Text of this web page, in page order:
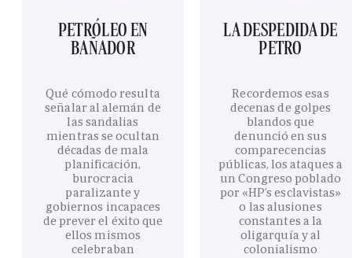
PETRÓLEO EN
BAÑADOR
Qué cómodo resulta
señalar al alemán de
las sandalias
mientras se ocultan
décadas de mala
planificación,
burocracia
paralizante y
gobiernos incapaces
de prever el éxito que
ellos mismos
celebraban
LA DESPEDIDA DE
PETRO
Recordemos esas
decenas de golpes
blandos que
denunció en sus
comparecencias
públicas, los ataques a
un Congreso poblado
por «HP’s esclavistas»
o las alusiones
constantes a la
oligarquía y al
colonialismo